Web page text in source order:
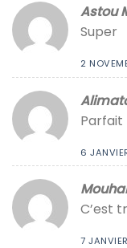
Astou
Super
2
Parfait
6
C’est
7